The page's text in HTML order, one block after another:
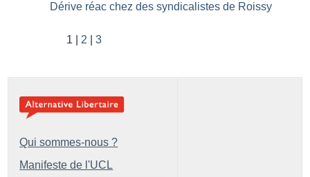
Dérive réac chez des syndicalistes de Roissy
1 2 3
Qui sommes-nous ?
Manifeste de l'UCL